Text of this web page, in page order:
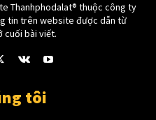
Thanhphodalat® thuộc công ty
tin trên website được dẫn từ
cuối bài viết.
tôi